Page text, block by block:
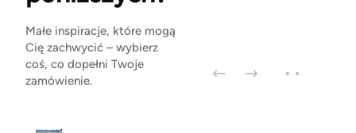
Małe inspiracje, które mogą
Cię zachwycić – wybierz
coś, co dopełni Twoje
zamówienie.